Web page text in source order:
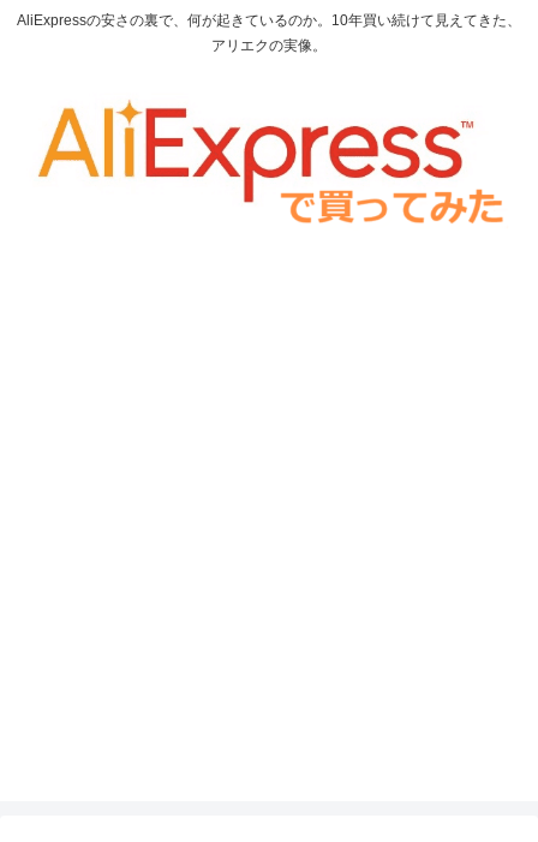
AliExpressの安さの裏で、何が起きているのか。10年買い続けて見えてきた、
アリエクの実像。